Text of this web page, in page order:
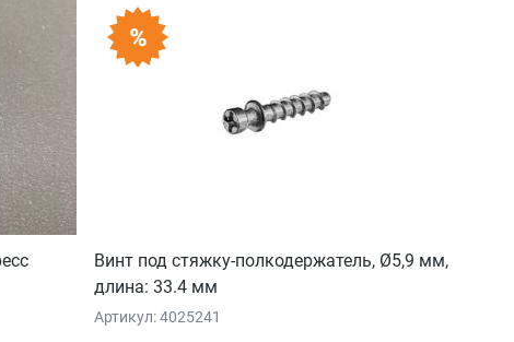
Винт под стяжку-полкодержатель, Ø5,9 мм,
длина: 33.4 мм
Артикул: 4025241